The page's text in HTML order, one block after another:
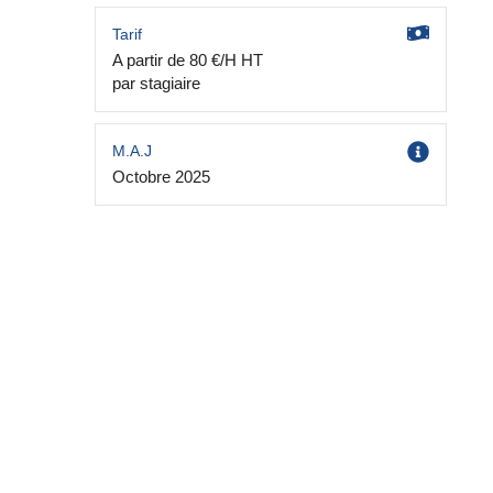
Tarif
A partir de 80 €/H HT
par stagiaire
M.A.J
Octobre 2025